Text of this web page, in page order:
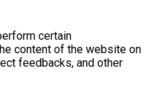
certain
content of the website on
feedbacks, and other